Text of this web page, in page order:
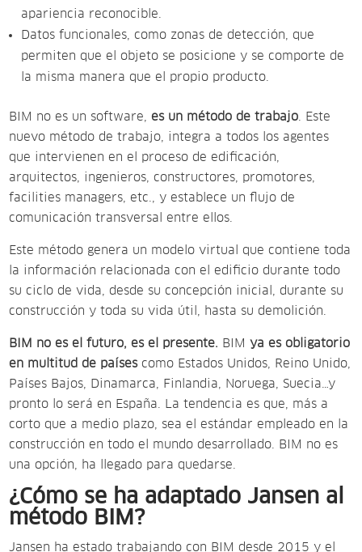
apariencia reconocible.
Datos funcionales, como zonas de detección, que
permiten que el objeto se posicione y se comporte de
la misma manera que el propio producto.
BIM no es un software, es un método de trabajo. Este
nuevo método de trabajo, integra a todos los agentes
que intervienen en el proceso de edificación,
arquitectos, ingenieros, constructores, promotores,
facilities managers, etc., y establece un flujo de
comunicación transversal entre ellos.
Este método genera un modelo virtual que contiene toda
la información relacionada con el edificio durante todo
su ciclo de vida, desde su concepción inicial, durante su
construcción y toda su vida útil, hasta su demolición.
BIM no es el futuro, es el presente. BIMya es obligatorio
en multitud de paísescomo Estados Unidos, Reino Unido,
Países Bajos, Dinamarca, Finlandia, Noruega, Suecia…y
pronto lo será en España. La tendencia es que, más a
corto que a medio plazo, sea el estándar empleado en la
construcción en todo el mundo desarrollado. BIM no es
una opción, ha llegado para quedarse.
¿Cómo se ha adaptado Jansen al
método BIM?
Jansen ha estado trabajando con BIM desde 2015 y el